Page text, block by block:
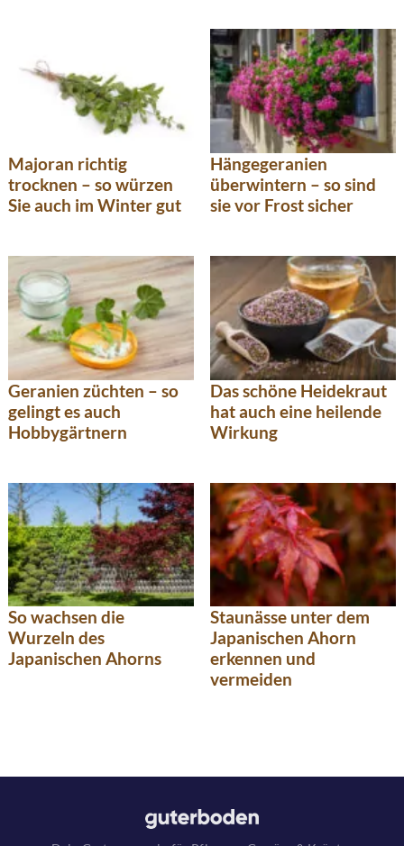
Majoran richtig
trocknen – so würzen
Sie auch im Winter gut
Hängegeranien
überwintern – so sind
sie vor Frost sicher
Geranien züchten – so
gelingt es auch
Hobbygärtnern
Das schöne Heidekraut
hat auch eine heilende
Wirkung
So wachsen die
Wurzeln des
Japanischen Ahorns
Staunässe unter dem
Japanischen Ahorn
erkennen und
vermeiden